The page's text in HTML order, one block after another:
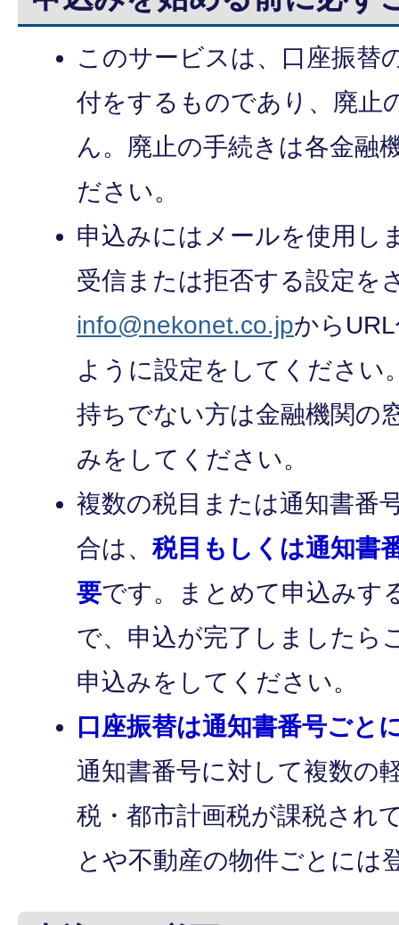
このサービスは、口座振替
付をするものであり、廃止
ん。廃止の手続きは各金融
ださい。
申込みにはメールを使用し
受信または拒否する設定を
info@nekonet.co.jpから
ように設定をしてください
持ちでない方は金融機関の
みをしてください。
複数の税目または通知書番
合は、 税目もしくは通知書
要です。まとめて申込みす
で、申込が完了しましたら
申込みをしてください。
口座振替は通知書番号ごと
通知書番号に対して複数の
税・都市計画税が課税され
とや不動産の物件ごとには